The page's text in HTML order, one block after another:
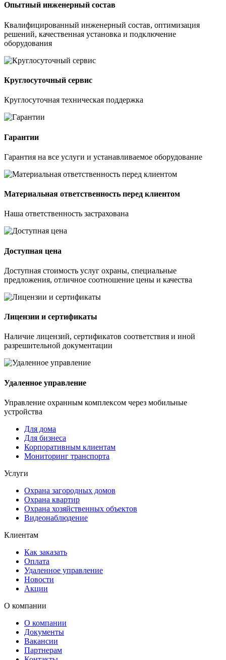
Опытный инженерный состав
Квалифицированный инженерный состав, оптимизация
решений, качественная установка и подключение
оборудования
Круглосуточный сервис
Круглосуточная техническая поддержка
Гарантии
Гарантия на все услуги и устанавливаемое оборудование
Материальная ответственность перед клиентом
Наша ответственность застрахована
Доступная цена
Доступная стоимость услуг охраны, специальные
предложения, отличное соотношение цены и качества
Лицензии и сертификаты
Наличие лицензий, сертификатов соответствия и иной
разрешительной документации
Удаленное управление
Управление охранным комплексом через мобильные
устройства
Для дома
Для бизнеса
Корпоративным клиентам
Мониторинг транспорта
Услуги
Охрана загородных домов
Охрана квартир
Охрана хозяйственных объектов
Видеонаблюдение
Клиентам
Как заказать
Оплата
Удаленное управление
Новости
Акции
О компании
О компании
Документы
Вакансии
Партнерам